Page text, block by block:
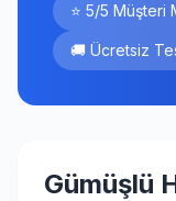
⭐ 5/5 Müşteri
🚚 Ücretsiz
Gümüşlü